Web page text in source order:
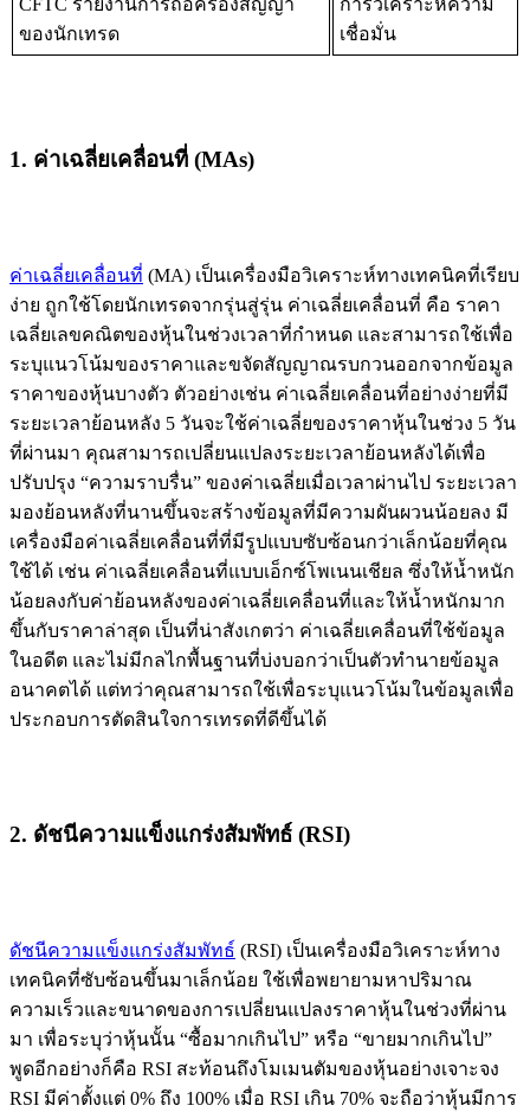
CFTC รายงานการถือครองสัญญา
ของนักเทรด
การวิเคราะห์ความ
เชื่อมั่น
1. ค่าเฉลี่ยเคลื่อนที่ (MAs)
ค่าเฉลี่ยเคลื่อนที่ (MA) เป็นเครื่องมือวิเคราะห์ทางเทคนิคที่เรียบ
ง่าย ถูกใช้โดยนักเทรดจากรุ่นสู่รุ่น ค่าเฉลี่ยเคลื่อนที่ คือ ราคา
เฉลี่ยเลขคณิตของหุ้นในช่วงเวลาที่กำหนด และสามารถใช้เพื่อ
ระบุแนวโน้มของราคาและขจัดสัญญาณรบกวนออกจากข้อมูล
ราคาของหุ้นบางตัว ตัวอย่างเช่น ค่าเฉลี่ยเคลื่อนที่อย่างง่ายที่มี
ระยะเวลาย้อนหลัง 5 วันจะใช้ค่าเฉลี่ยของราคาหุ้นในช่วง 5 วัน
ที่ผ่านมา คุณสามารถเปลี่ยนแปลงระยะเวลาย้อนหลังได้เพื่อ
ปรับปรุง “ความราบรื่น” ของค่าเฉลี่ยเมื่อเวลาผ่านไป ระยะเวลา
มองย้อนหลังที่นานขึ้นจะสร้างข้อมูลที่มีความผันผวนน้อยลง มี
เครื่องมือค่าเฉลี่ยเคลื่อนที่ที่มีรูปแบบซับซ้อนกว่าเล็กน้อยที่คุณ
ใช้ได้ เช่น ค่าเฉลี่ยเคลื่อนที่แบบเอ็กซ์โพเนนเชียล ซึ่งให้น้ำหนัก
น้อยลงกับค่าย้อนหลังของค่าเฉลี่ยเคลื่อนที่และให้น้ำหนักมาก
ขึ้นกับราคาล่าสุด เป็นที่น่าสังเกตว่า ค่าเฉลี่ยเคลื่อนที่ใช้ข้อมูล
ในอดีต และไม่มีกลไกพื้นฐานที่บ่งบอกว่าเป็นตัวทำนายข้อมูล
อนาคตได้ แต่ทว่าคุณสามารถใช้เพื่อระบุแนวโน้มในข้อมูลเพื่อ
ประกอบการตัดสินใจการเทรดที่ดีขึ้นได้
2. ดัชนีความแข็งแกร่งสัมพัทธ์ (RSI)
ดัชนีความแข็งแกร่งสัมพัทธ์ (RSI) เป็นเครื่องมือวิเคราะห์ทาง
เทคนิคที่ซับซ้อนขึ้นมาเล็กน้อย ใช้เพื่อพยายามหาปริมาณ
ความเร็วและขนาดของการเปลี่ยนแปลงราคาหุ้นในช่วงที่ผ่าน
มา เพื่อระบุว่าหุ้นนั้น “ซื้อมากเกินไป” หรือ “ขายมากเกินไป”
พูดอีกอย่างก็คือ RSI สะท้อนถึงโมเมนตัมของหุ้นอย่างเจาะจง
RSI มีค่าตั้งแต่ 0% ถึง 100% เมื่อ RSI เกิน 70% จะถือว่าหุ้นมีการ